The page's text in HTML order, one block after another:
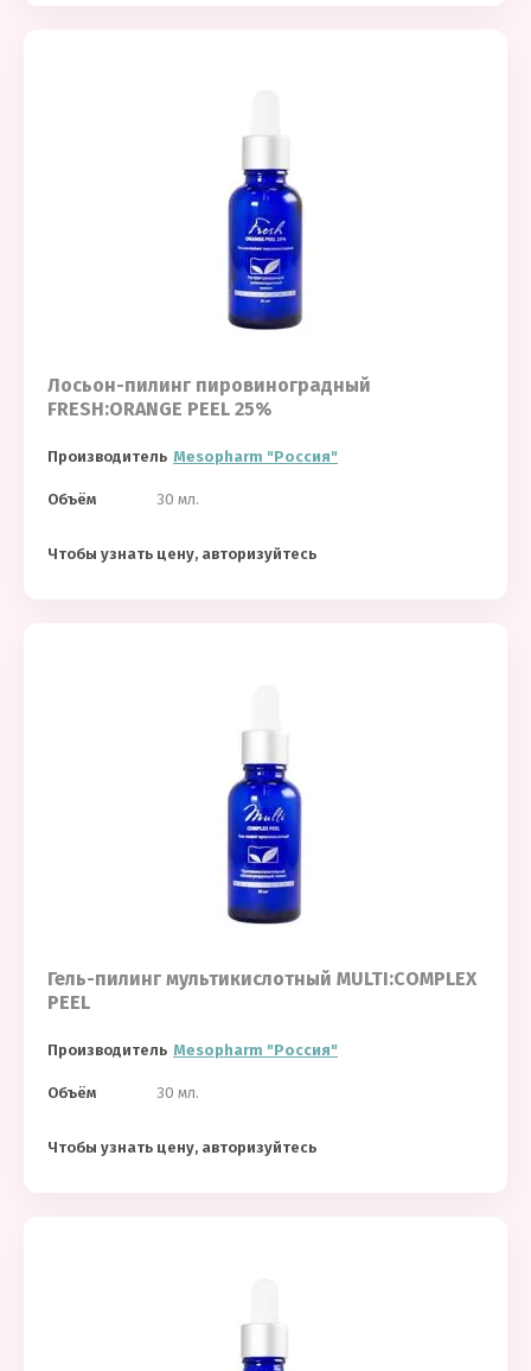
Лосьон-пилинг пировиноградный
FRESH:ORANGE PEEL 25%
Производитель Mesopharm "Россия"
Объём 30 мл.
Чтобы узнать цену, авторизуйтесь
Гель-пилинг мультикислотный MULTI:COMPLEX
PEEL
Производитель Mesopharm "Россия"
Объём 30 мл.
Чтобы узнать цену, авторизуйтесь